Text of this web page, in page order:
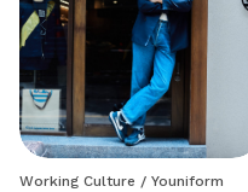
Working Culture / Youniform